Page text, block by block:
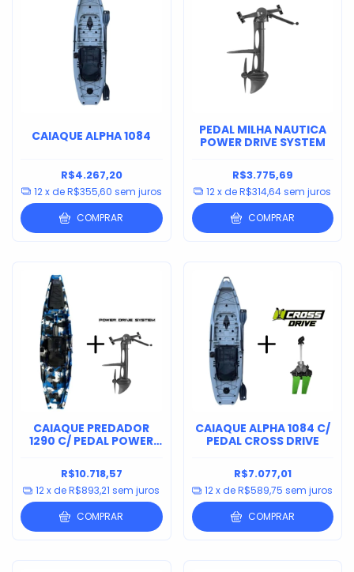
CAIAQUE ALPHA 1084
R$4.267,20
12x deR$355,60 sem juros
COMPRAR
PEDAL MILHA NAUTICA
POWER DRIVE SYSTEM
R$3.775,69
12x deR$314,64sem juros
COMPRAR
CAIAQUE PREDADOR
1290 C/ PEDAL POWER
R$10.718,57
12x deR$893,21 sem juros
COMPRAR
CAIAQUE ALPHA 1084 C/
PEDAL CROSS DRIVE
R$7.077,01
12x deR$589,75 sem juros
COMPRAR